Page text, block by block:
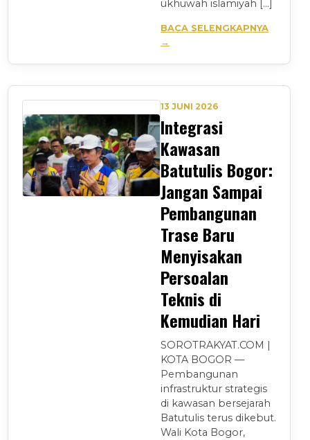
ukhuwah islamiyah […]
BACA SELENGKAPNYA
→
13 JUNI 2026
Integrasi
Kawasan
Batutulis Bogor:
Jangan Sampai
Pembangunan
Trase Baru
Menyisakan
Persoalan
Teknis di
Kemudian Hari
SOROTRAKYAT.COM |
KOTA BOGOR —
Pembangunan
infrastruktur strategis
di kawasan bersejarah
Batutulis terus dikebut.
Wali Kota Bogor,